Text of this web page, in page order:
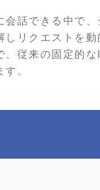
会話できる中で、
しリクエストを動
、従来の固定的な
。